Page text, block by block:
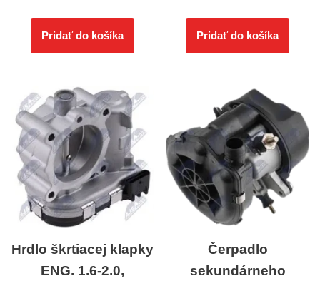
Pridať do košíka Pridať do košíka
Hrdlo škrtiacej klapky
ENG. 1.6-2.0,
Čerpadlo
sekundárneho